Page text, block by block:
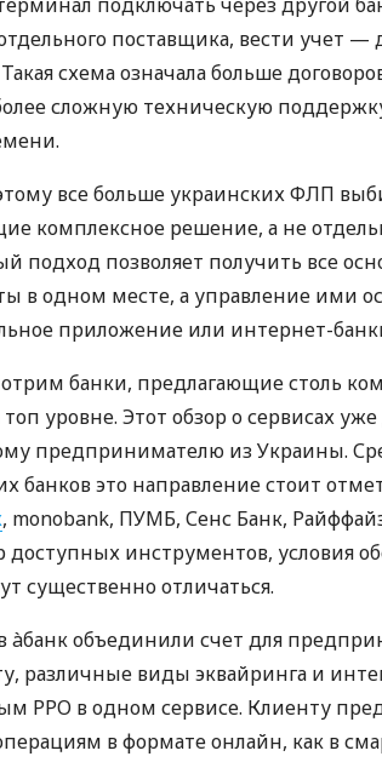
поставщика, вести учет —
схема означала больше
сложную техническую
все больше украинских ФЛП
комплексное решение, а не
подход позволяет получить все
в одном месте, а управление ими
приложение или интернет-
банки, предлагающие столь
уровне. Этот обзор о сервисах
предпринимателю из Украины.
банков это направление стоит
, monobank, ПУМБ, Сенс Банк,
доступных инструментов, условия
существенно отличаться.
àбанк объединили счет для
различные виды эквайринга и
РРО в одном сервисе. Клиенту
в формате онлайн, как в